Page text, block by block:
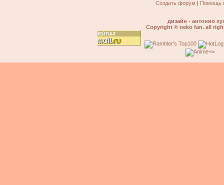
Создать форум | Помощь
дизайн - антонио
Copyright © neko fan. all
>